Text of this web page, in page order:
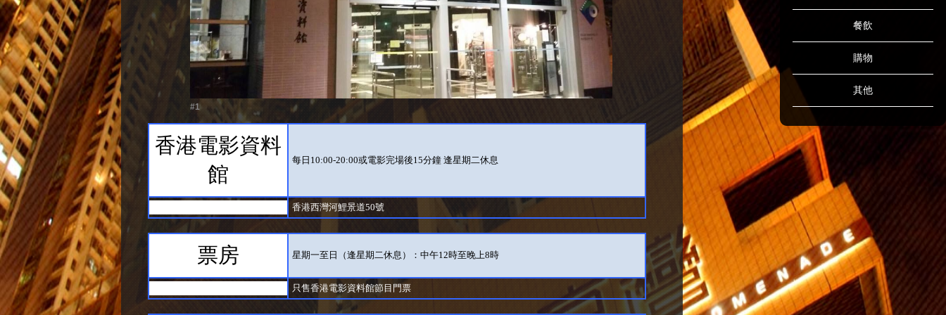
餐飲
購物
其他
#1
香港電影資料
館
每日10:00-20:00或電影完場後15分鐘 逢星期二休息
香港西灣河鯉景道50號
票房 星期一至日（逢星期二休息）：中午12時至晚上8時
只售香港電影資料館節目門票